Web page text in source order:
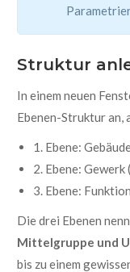
Struktur
In einem neuen
Ebenen-Struktur an,
1. Ebene:
2. Ebene:
3. Ebene:
Die drei Ebenen
Mittelgruppe und
bis zu einem